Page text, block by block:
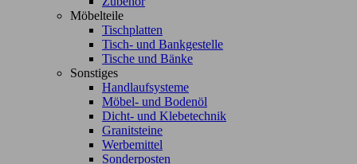
Möbelteile
Tischplatten
Tisch- und Bankgestelle
Tische und Bänke
Sonstiges
Handlaufsysteme
Möbel- und Bodenöl
Dicht- und Klebetechnik
Granitsteine
Werbemittel
Sonderposten